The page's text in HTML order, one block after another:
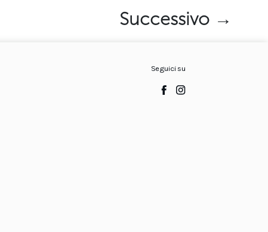
Successivo →
Seguici su